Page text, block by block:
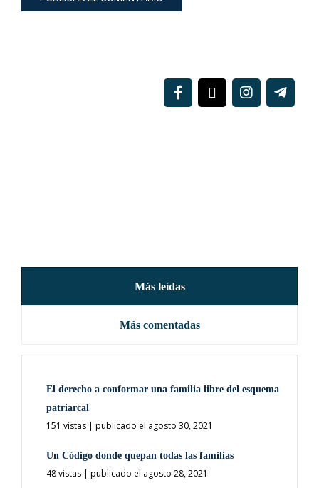
Más leídas
Más comentadas
El derecho a conformar una familia libre del esquema
patriarcal
151 vistas | publicado el agosto 30, 2021
Un Código donde quepan todas las familias
48 vistas | publicado el agosto 28, 2021